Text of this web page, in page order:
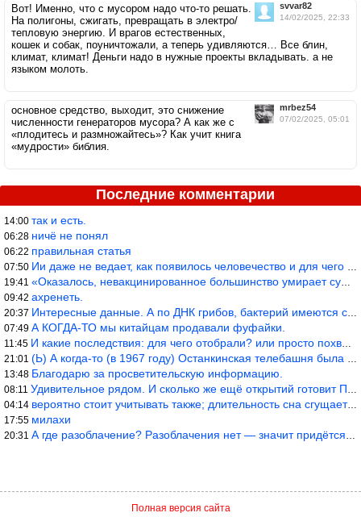
svvar82
14/02/2025, 22:33
Вот! Именно, что с мусором надо что-то решать.
На полигоны, сжигать, превращать в электро/
тепловую энергию. И врагов естественных,
кошек и собак, поуничтожали, а теперь удивляются… Все блин,
климат, климат! Деньги надо в нужные проекты вкладывать. а не
языком молоть.
mrbez54
07/02/2025, 05:01
основное средство, выходит, это снижение
численности генераторов мусора? А как же с
«плодитесь и размножайтесь»? Как учит книга
«мудрости» библия.
Последние комментарии
14:00 так и есть.
06:28 ничё не понял
06:22 правильная статья
07:50 Ии даже не ведает, как появилось человечество и для чего оно сущ
19:41 «Оказалось, невакцинированное большинство умирает существенно ча
09:42 ахренеть.
20:37 Интересные данные. А по ДНК грибов, бактерий имеются сведения из
07:49 А КОГДА-ТО мы китайцам продавали фуфайки.
11:45 И какие последствия: для чего отобрали? или просто похвастались.
21:01 (Ь) А когда-то (в 1967 году) Останкинская телебашня была самым в
13:48 Благодарю за просветительскую информацию.
08:11 Удивительное рядом. И сколько же ещё открытий готовит Просвещень
04:14 вероятно стоит учитывать также; длительность сна сгущает кровото
17:55 милахи
20:31 А где разоблачение? Разоблачения нет — значит придётся принять к
Полная версия сайта